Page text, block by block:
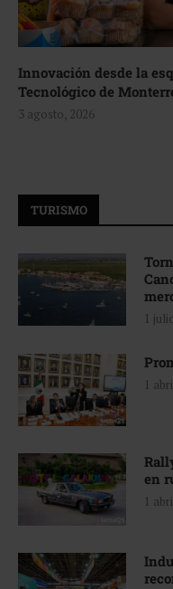
Innovación desde la
Tecnológico de
3 agosto, 2026
TURISMO
1
1
en
1